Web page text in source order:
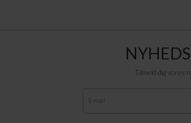
Tilmeld dig vores